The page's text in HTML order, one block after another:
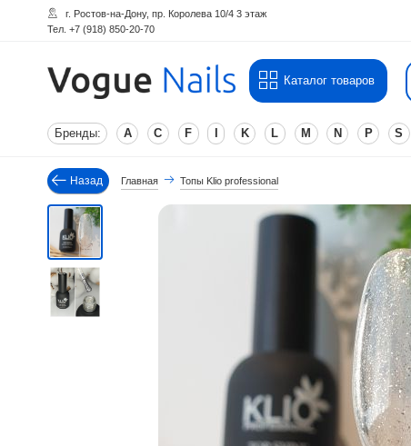
г. Ростов-на-Дону, пр. Королева 10/4 3 этаж
Тел. +7 (918) 850-20-70
Каталог товаров
Бренды: A C F K L M N P S
Назад Главная Топы Klio professional